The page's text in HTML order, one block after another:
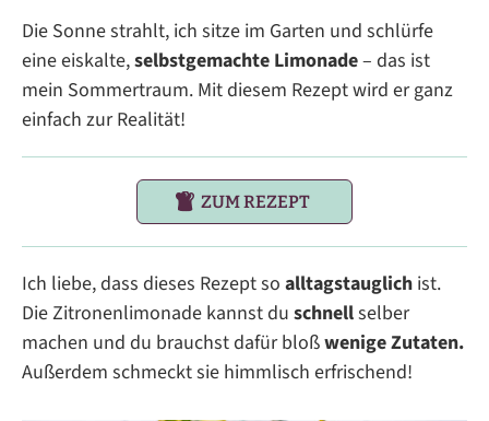
Die Sonne strahlt, ich sitze im Garten und schlürfe
eine eiskalte,selbstgemachte Limonade– das ist
mein Sommertraum. Mit diesem Rezept wird er ganz
einfach zur Realität!
ZUM REZEPT
Ich liebe, dass dieses Rezept so alltagstauglich ist.
Die Zitronenlimonade kannst du schnellselber
machen und du brauchst dafür bloßwenigeZutaten.
Außerdem schmeckt sie himmlisch erfrischend!